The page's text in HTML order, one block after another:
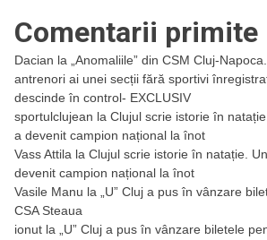
Comentarii primite
Dacian la
„Anomaliile” din CSM Cluj-
antrenori ai unei secții fără sportivi
descinde în control- EXCLUSIV
sportulclujean la Clujul scrie istorie în
a devenit campion național la înot
Vass Attila la Clujul scrie istorie în natație.
devenit campion național la înot
Vasile Manu la
„U” Cluj a pus în vânzare
CSA Steaua
ionut la
„U” Cluj a pus în vânzare biletele